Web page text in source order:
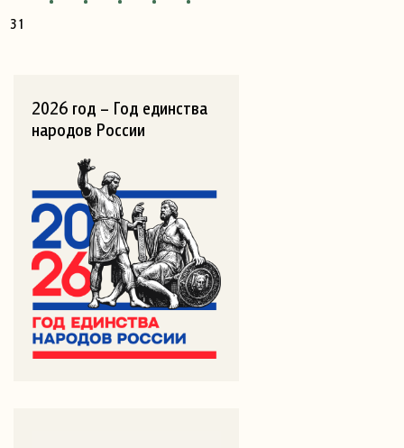
31
2026 год – Год единства
народов России